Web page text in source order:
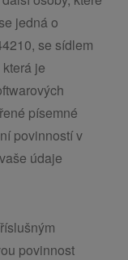
jedná o
se sídlem
je
písemné
povinností v
údaje
povinnost